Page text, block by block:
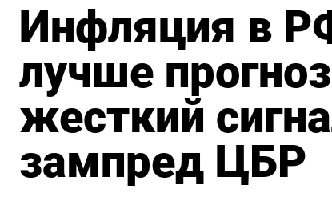
Инфляция в
лучше
жесткий
зампред ЦБР